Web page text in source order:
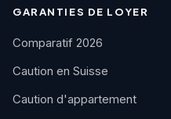
GARANTIES DE LOYER
Comparatif 2026
Caution en Suisse
Caution d'appartement